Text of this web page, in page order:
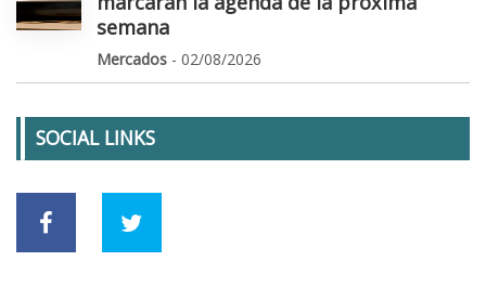
semana
Mercados - 02/08/2026
SOCIAL LINKS